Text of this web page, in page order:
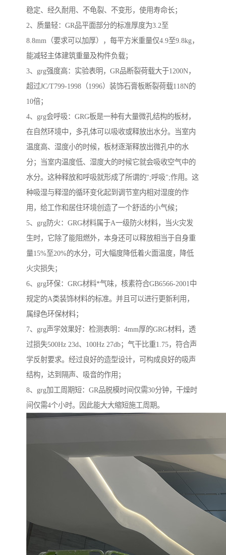
稳定、经久耐用、不龟裂、不变形，使用寿命长；
2、质量轻：GR品平面部分的标准厚度为3.2至
8.8mm（要求可以加厚），每平方米重量仅4.9至9.8kg，
能减轻主体建筑重量及构件负载；
3、grg强度高：实验表明，GR品断裂荷载大于1200N，
超过JC/T799-1998（1996）装饰石膏板断裂荷载118N的
10倍；
4、grg会呼吸：GRG板是一种有大量微孔结构的板材，
在自然环境中，多孔体可以吸收或释放出水分。当室内
温度高、湿度小的时候，板材逐渐释放出微孔中的水
分；当室内温度低、湿度大的时候它就会吸收空气中的
水分。这种释放和呼吸就形成了所谓的";呼吸";作用。这
种吸湿与释湿的循环变化起到调节室内相对湿度的作
用，给工作和居住环境创造了一个舒适的小气候；
5、grg防火：GRG材料属于A一级防火材料，当火灾发
生时，它除了能阻燃外，本身还可以释放相当于自身重
量15%至20%的水分，可大幅度降低着火面温度，降低
火灾损失；
6、grg环保：GRG材料*气味，核素符合GB6566-2001中
规定的A类装饰材料的标准。并且可以进行更新利用，
属绿色环保材料；
7、grg声学效果好：检测表明：4mm厚的GRG材料，透
过损失500Hz 23d、100Hz 27db；气干比重1.75，符合声
学反射要求。经过良好的造型设计，可构成良好的吸声
结构，达到隔声、吸音的作用；
8、grg加工周期短：GR品脱模时间仅需30分钟，干燥时
间仅需4个小时。因此能大大缩短施工周期。